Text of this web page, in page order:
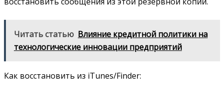
Читать статью Влияние кредитной политики на
технологические инновации предприятий
Как восстановить из iTunes/Finder: